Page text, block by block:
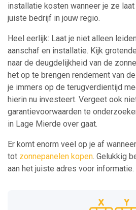
installatie kosten wanneer je ze
juiste bedrijf in jouw regio.
Heel eerlijk: Laat je niet alleen
aanschaf en installatie. Kijk
naar de deugdelijkheid van de
het op te brengen rendement van
je immers op de terugverdientijd
hierin nu investeert. Vergeet ook
garantievoorwaarden te
in Lage Mierde over gaat.
Er komt enorm veel op je af
tot zonnepanelen kopen. Gelukkig
aan het juiste adres voor informatie.